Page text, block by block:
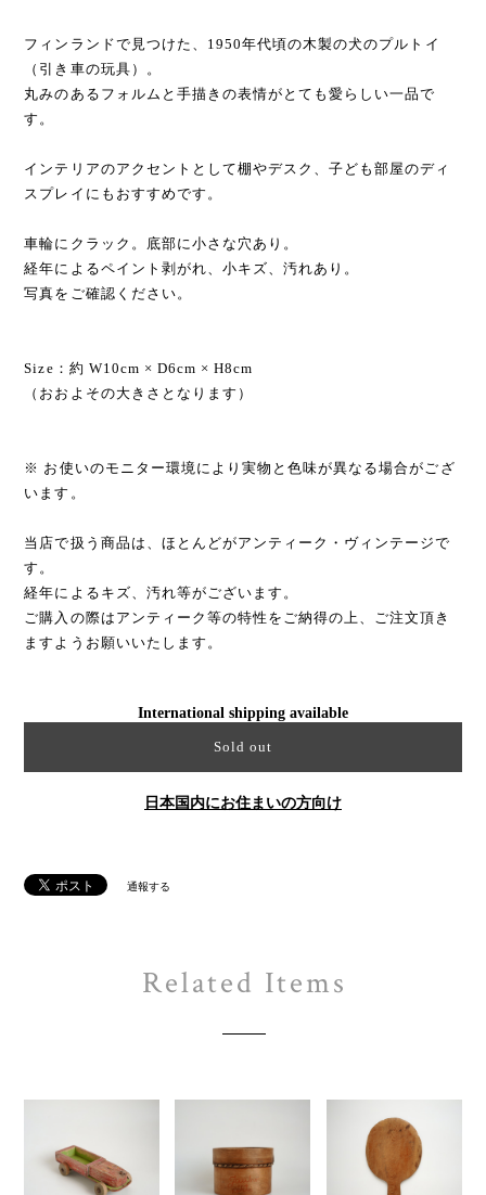
フィンランドで見つけた、1950年代頃の木製の犬のプルトイ
（引き車の玩具）。
丸みのあるフォルムと手描きの表情がとても愛らしい一品で
す。
インテリアのアクセントとして棚やデスク、子ども部屋のディ
スプレイにもおすすめです。
車輪にクラック。底部に小さな穴あり。
経年によるペイント剥がれ、小キズ、汚れあり。
写真をご確認ください。
Size：約 W10cm × D6cm × H8cm
（おおよその大きさとなります）
※ お使いのモニター環境により実物と色味が異なる場合がござ
います。
当店で扱う商品は、ほとんどがアンティーク・ヴィンテージで
す。
経年によるキズ、汚れ等がございます。
ご購入の際はアンティーク等の特性をご納得の上、ご注文頂き
ますようお願いいたします。
International shipping available
Sold out
日本国内にお住まいの方向け
通報する
Related Items